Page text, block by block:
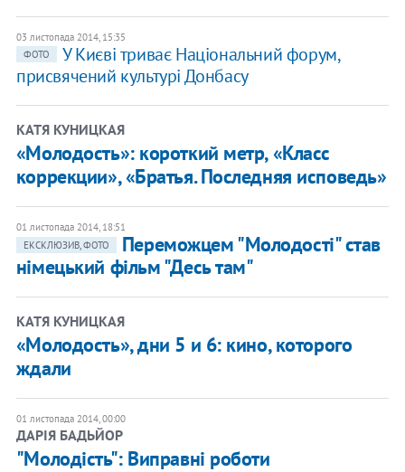
03 листопада 2014, 15:35
ФОТО
У Києві триває Національний форум,
присвячений культурі Донбасу
КАТЯ КУНИЦКАЯ
«Молодость»: короткий метр, «Класс
коррекции», «Братья. Последняя исповедь»
01 листопада 2014, 18:51
ЕКСКЛЮЗИВ, ФОТО
Переможцем "Молодості" став
німецький фільм "Десь там"
КАТЯ КУНИЦКАЯ
«Молодость», дни 5 и 6: кино, которого
ждали
01 листопада 2014, 00:00
ДАРІЯ БАДЬЙОР
"Молодість": Виправні роботи